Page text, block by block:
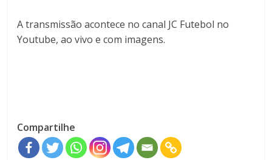
A transmissão acontece no canal JC Futebol no
Youtube, ao vivo e com imagens.
Compartilhe